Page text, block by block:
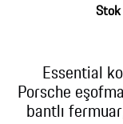
Essential
Porsche
bantlı